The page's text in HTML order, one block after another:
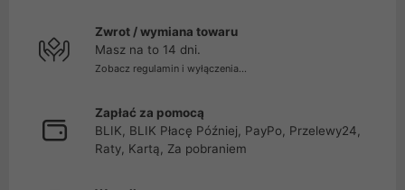
Zwrot / wymiana towaru
Masz na to 14 dni.
Zobacz regulamin i wyłączenia...
Zapłać za pomocą
BLIK, BLIK Płacę Później, PayPo, Przelewy24,
Raty, Kartą, Za pobraniem